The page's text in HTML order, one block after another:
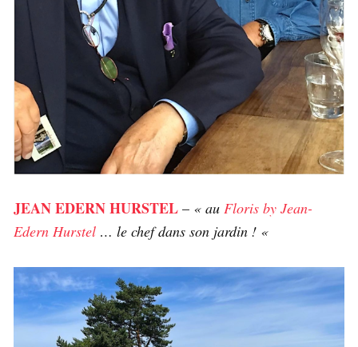
JEAN EDERN HURSTEL – « au Floris by Jean-
Edern Hurstel … le chef dans son jardin ! «